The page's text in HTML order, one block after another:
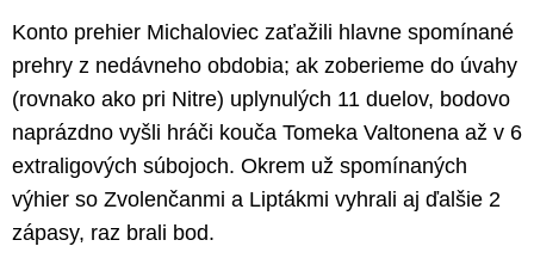
Konto prehier Michaloviec zaťažili hlavne spomínané
prehry z nedávneho obdobia; ak zoberieme do úvahy
(rovnako ako pri Nitre) uplynulých 11 duelov, bodovo
naprázdno vyšli hráči kouča Tomeka Valtonena až v 6
extraligových súbojoch. Okrem už spomínaných
výhier so Zvolenčanmi a Liptákmi vyhrali aj ďalšie 2
zápasy, raz brali bod.